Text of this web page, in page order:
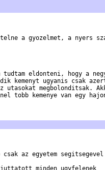
a gyozelmet, a nyers
tudtam eldonteni, hogy a
kemenyt ugyanis csak
megbolonditsak.
tobb kemenye van egy
az egyetem segitsegevel
minden ugyfelenek